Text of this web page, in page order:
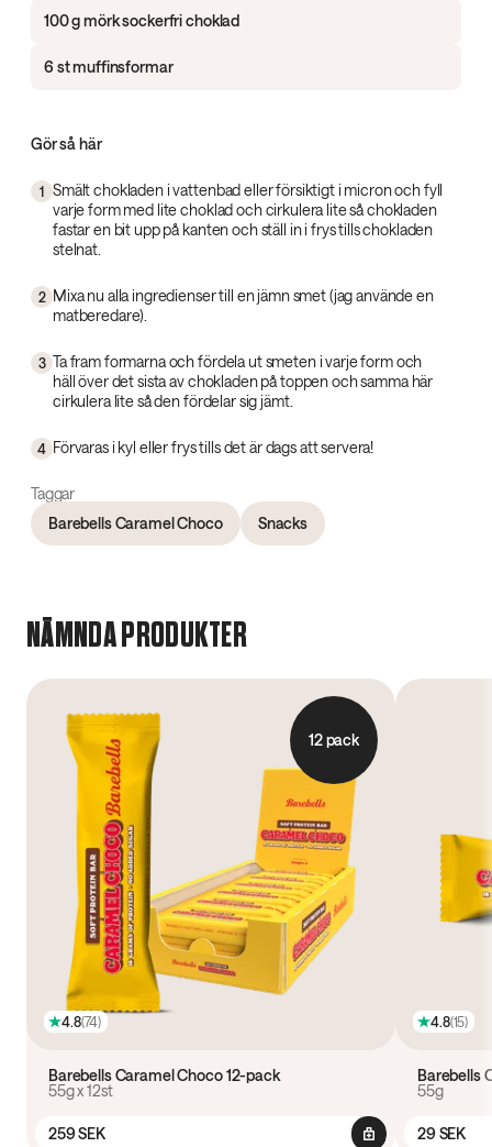
100 g mörk sockerfri choklad
6 st muffinsformar
Gör så här
1
Smält chokladen i vattenbad eller försiktigt i micron och fyll
varje form med lite choklad och cirkulera lite så chokladen
fastar en bit upp på kanten och ställ in i frys tills chokladen
stelnat.
2 Mixa nu alla ingredienser till en jämn smet (jag använde en
matberedare).
3 Ta fram formarna och fördela ut smeten i varje form och
häll över det sista av chokladen på toppen och samma här
cirkulera lite så den fördelar sig jämt.
4 Förvaras i kyl eller frys tills det är dags att servera!
Taggar
Barebells Caramel Choco
Snacks
NÄMNDA PRODUKTER
12 pack
4.8(74)
Barebells Caramel Choco 12-pack
55g x 12st
259 SEK
4.8(15)
Barebells
55g
29 SEK